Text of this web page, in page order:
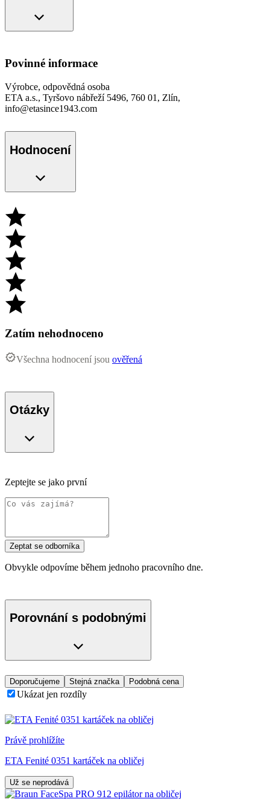
Povinné informace
Výrobce, odpovědná osoba
ETA a.s., Tyršovo nábřeží 5496, 760 01, Zlín,
info@etasince1943.com
Hodnocení
Zatím nehodnoceno
Všechna hodnocení jsou ověřená
Otázky
Zeptejte se jako první
Zeptat se odborníka
Obvykle odpovíme během jednoho pracovního dne.
Porovnání s podobnými
Doporučujeme Stejná značka Podobná cena
Ukázat jen rozdíly
Právě prohlížíte
ETA Fenité 0351 kartáček na obličej
Už se neprodává